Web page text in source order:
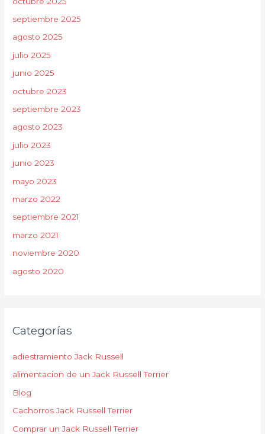
septiembre 2025
agosto 2025
julio 2025
junio 2025
octubre 2023
septiembre 2023
agosto 2023
julio 2023
junio 2023
mayo 2023
marzo 2022
septiembre 2021
marzo 2021
noviembre 2020
agosto 2020
Categorías
adiestramiento Jack Russell
alimentacion de un Jack Russell Terrier
Blog
Cachorros Jack Russell Terrier
Comprar un Jack Russell Terrier